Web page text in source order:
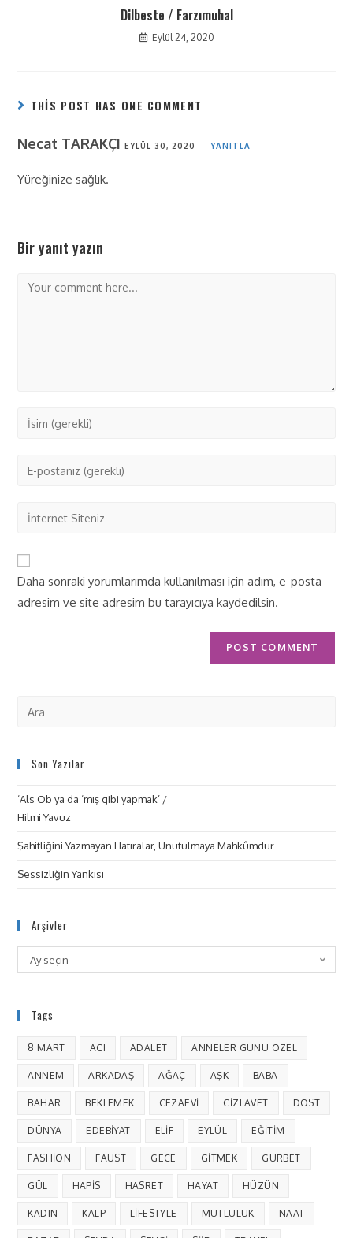
Dilbeste / Farzımuhal
Eylül 24, 2020
THIS POST HAS ONE COMMENT
Necat TARAKÇIEYLÜL 30, 2020 YANITLA
Yüreğinize sağlık.
Bir yanıt yazın
Daha sonraki yorumlarımda kullanılması için adım, e-posta
adresim ve site adresim bu tarayıcıya kaydedilsin.
Son Yazılar
‘Als Ob ya da ‘mış gibi yapmak’ /
Hilmi Yavuz
Şahitliğini Yazmayan Hatıralar, Unutulmaya Mahkûmdur
Sessizliğin Yankısı
Arşivler
Ay seçin
Tags
8 MART ACI ADALET ANNELER GÜNÜ ÖZEL
ANNEM ARKADAŞ AĞAÇ AŞK BABA
BAHAR BEKLEMEK CEZAEVI CIZLAVET DOST
DÜNYA EDEBIYAT ELIF EYLÜL EĞITIM
FASHION FAUST GECE GITMEK GURBET
GÜL HAPIS HASRET HAYAT HÜZÜN
KADIN KALP LIFESTYLE MUTLULUK NAAT